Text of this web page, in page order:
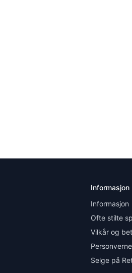
Informasjon
Informasjon
Ofte stilte
Vilkår og
Selge på